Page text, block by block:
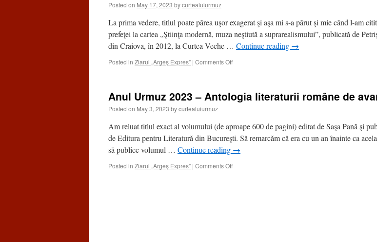
Posted on May 17, 2023 bycurtealuiurmuz
La prima vedere, titlul poate părea uşor exagerat şi aşa mi s-a părut şi mie când l-am
prefeţei la cartea „Ştiinţa modernă, muza neştiută a suprarealismului”, publicată de
din Craiova, în 2012, la Curtea Veche … Continue reading →
Posted in Ziarul „Argeș Expres” | Comments Offon
1900-
1930
Renaştere
Anul Urmuz 2023 – Antologia literaturii române de
Posted on May 3, 2023 bycurtealuiurmuz
Am reluat titlul exact al volumului (de aproape 600 de pagini) editat de Saşa Pană şi
de Editura pentru Literatură din Bucureşti. Să remarcăm că era cu un an înainte ca
să publice volumul … Continue reading →
Posted in Ziarul „Argeș Expres” | Comments Offon